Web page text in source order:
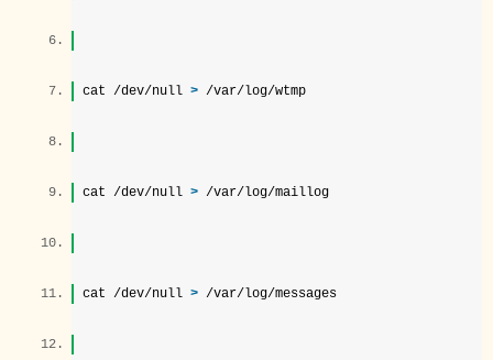
cat /dev/null > /var/log/wtmp
cat /dev/null > /var/log/maillog
cat /dev/null > /var/log/messages